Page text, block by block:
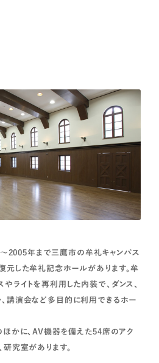
2005年まで三鷹市の牟礼キャンパス
元した牟礼記念ホールがあります。牟
ライトを再利用した内装で、ダンス、
講演会など多目的に利用できるホー
ほかに、AV機器を備えた54席のアク
究室があります。